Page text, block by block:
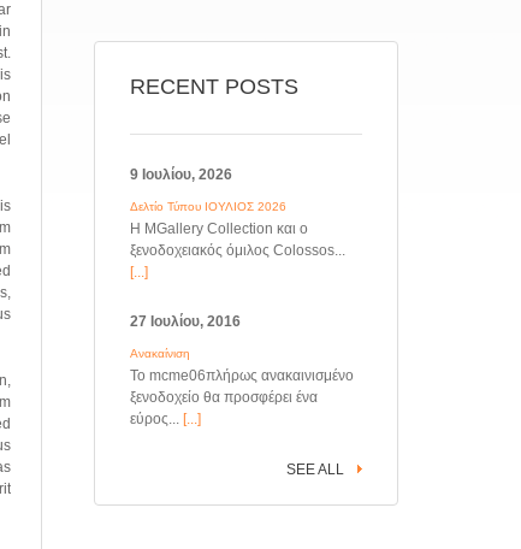
RECENT POSTS
9 Ιουλίου, 2026
Δελτίο Τύπου ΙΟΥΛΙΟΣ 2026
Η MGallery Collection και ο
ξενοδοχειακός όμιλος Colossos...
[...]
27 Ιουλίου, 2016
Ανακαίνιση
Το mcme06πλήρως ανακαινισμένο
ξενοδοχείο θα προσφέρει ένα
εύρος... [...]
SEE ALL